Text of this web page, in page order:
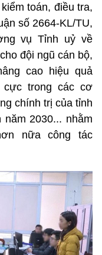
toán, điều tra,
số 2664-KL/TU,
vụ Tỉnh uỷ về
đội ngũ cán bộ,
cao hiệu quả
cực trong các cơ
chính trị của tỉnh
2030... nhằm
nữa công tác